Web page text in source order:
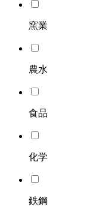
窯業
農水
食品
化学
鉄鋼